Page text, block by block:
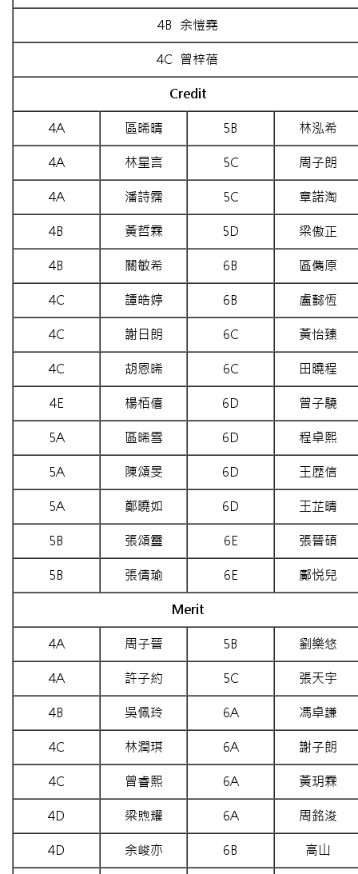
4B 余愷堯
4C 曾梓蓓
Credit
4A 區晞晴 5B 林泓希
4A 林星言 5C 周子朗
4A 潘詩霈 5C 章諾淘
4B 黃哲霖 5D 梁傲正
4B 關敏希 6B 區儁原
4C 譚皓婷 6B 盧懿恆
4C 謝日朗 6C 黃怡臻
4C 胡恩晞 6C 田曉程
4E 楊栢僖 6D 曾子驍
5A 區晞雪 6D 程卓熙
5A 陳頌旻 6D 王歷信
5A 鄭曉如 6D 王芷晴
5B 張頌靈 6E 張晉碩
5B 張倩瑜 6E 鄺悦兒
Merit
4A 周子晉 5B 劉樂悠
4A 許子約 5C 張天宇
4B 吳佩玲 6A 馮卓謙
4C 林潤琪 6A 謝子朗
4C 曾睿熙 6A 黃玥霖
4D 梁煦耀 6A 周銘浚
4D 余峻亦 6B 高山